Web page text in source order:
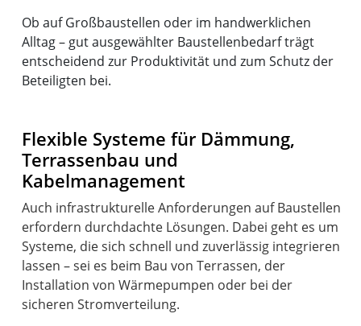
Ob auf Großbaustellen oder im handwerklichen
Alltag – gut ausgewählter Baustellenbedarf trägt
entscheidend zur Produktivität und zum Schutz der
Beteiligten bei.
Flexible Systeme für Dämmung,
Terrassenbau und
Kabelmanagement
Auch infrastrukturelle Anforderungen auf Baustellen
erfordern durchdachte Lösungen. Dabei geht es um
Systeme, die sich schnell und zuverlässig integrieren
lassen – sei es beim Bau von Terrassen, der
Installation von Wärmepumpen oder bei der